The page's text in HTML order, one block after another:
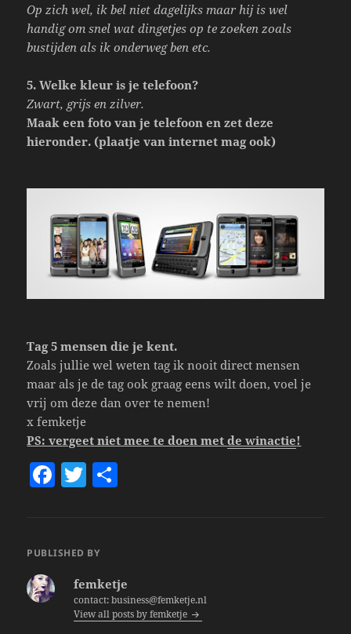
Op zich wel, ik bel niet dagelijks maar hij is wel
handig om snel wat dingetjes op te zoeken zoals
bustijden als ik onderweg ben etc.
5. Welke kleur is je telefoon?
Zwart, grijs en zilver.
Maak een foto van je telefoon en zet deze
hieronder. (plaatje van internet mag ook)
Tag 5 mensen die je kent.
Zoals jullie wel weten tag ik nooit direct mensen
maar als je de tag ook graag eens wilt doen, voel je
vrij om deze dan over te nemen!
x femketje
PS: vergeet niet mee te doen metde winactie!
F
e
T
er
PUBLISHED BY
femketje
contact: business@femketje.nl
View all posts by femketje